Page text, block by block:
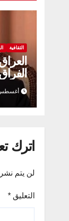
الثقافية
أغسطس 5,
اترك
لن يتم
التعليق *